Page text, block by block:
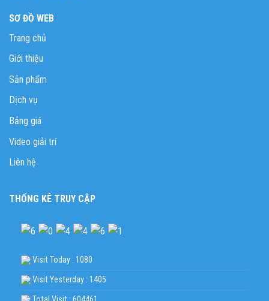
SƠ ĐỒ WEB
Trang chủ
Giới thiệu
Sản phẩm
Dịch vụ
Bảng giá
Video giải trí
Liên hệ
THỐNG KÊ TRUY CẬP
Visit Today : 1080
Visit Yesterday : 1405